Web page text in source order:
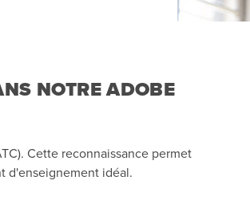
NOTRE ADOBE
Cette reconnaissance permet
d'enseignement idéal.